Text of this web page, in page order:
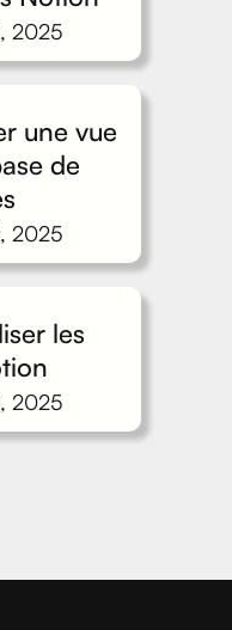
2025
une vue
de
2025
les
2025